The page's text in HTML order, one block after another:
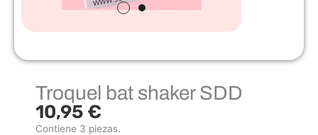
Troquel bat shaker SDD
10,95 €
Contiene 3 piezas.